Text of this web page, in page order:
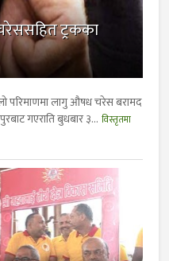
ट्रकका
परिमाणमा लागु औषध चरेस बरामद
गएराति बुधबार ३... विस्तृतमा